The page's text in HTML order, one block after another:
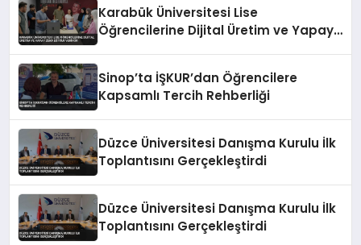
Karabük Üniversitesi Lise
Öğrencilerine Dijital Üretim ve Yapay
Sinop’ta İŞKUR’dan Öğrencilere
Kapsamlı Tercih Rehberliği
Düzce Üniversitesi Danışma Kurulu İlk
Toplantısını Gerçekleştirdi
Düzce Üniversitesi Danışma Kurulu İlk
Toplantısını Gerçekleştirdi